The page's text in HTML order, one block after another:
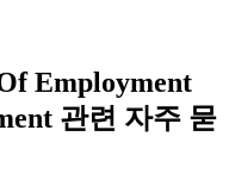
Employment
관련 자주 묻